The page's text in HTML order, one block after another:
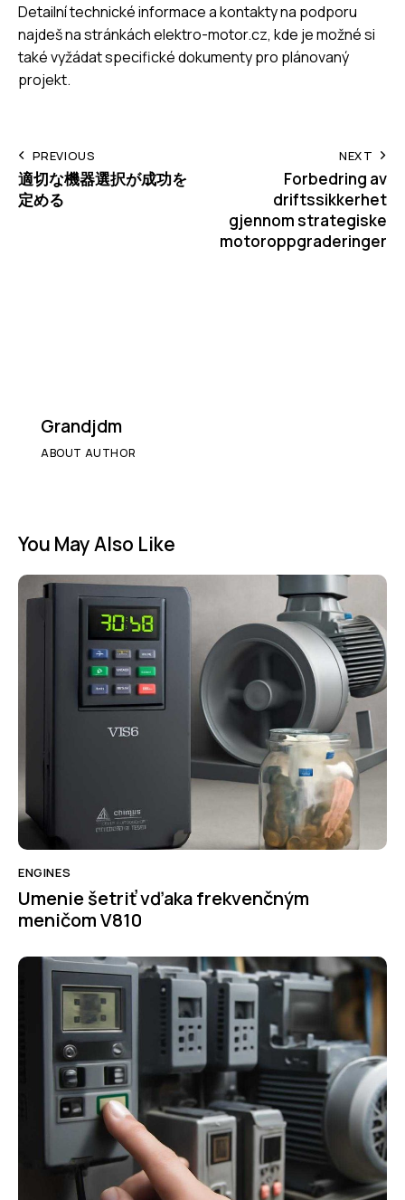
Detailní technické informace a kontakty na podporu
najdeš na stránkáchelektro-motor.cz, kde je možné si
také vyžádat specifické dokumenty pro plánovaný
projekt.
Post
navigation
PREVIOUS
適切な機器選択が成功を
定める
NEXT
Forbedring av
driftssikkerhet
gjennom strategiske
motoroppgraderinger
Grandjdm
ABOUT AUTHOR
You May Also Like
ENGINES
Umenie šetriť vďaka frekvenčným
meničom V810